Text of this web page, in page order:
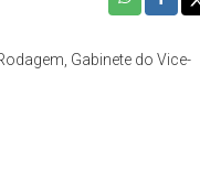
Gabinete do Vice-